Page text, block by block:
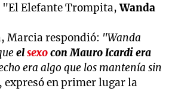
"El Elefante Trompita,Wanda
Marcia respondió: "Wanda
elsexocon Mauro Icardi era
era algo que los mantenía sin
expresó en primer lugar la